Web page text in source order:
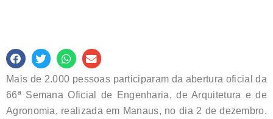
Mais de 2.000 pessoas participaram da abertura oficial da
66ª Semana Oficial de Engenharia, de Arquitetura e de
Agronomia, realizada em Manaus, no dia 2 de dezembro.